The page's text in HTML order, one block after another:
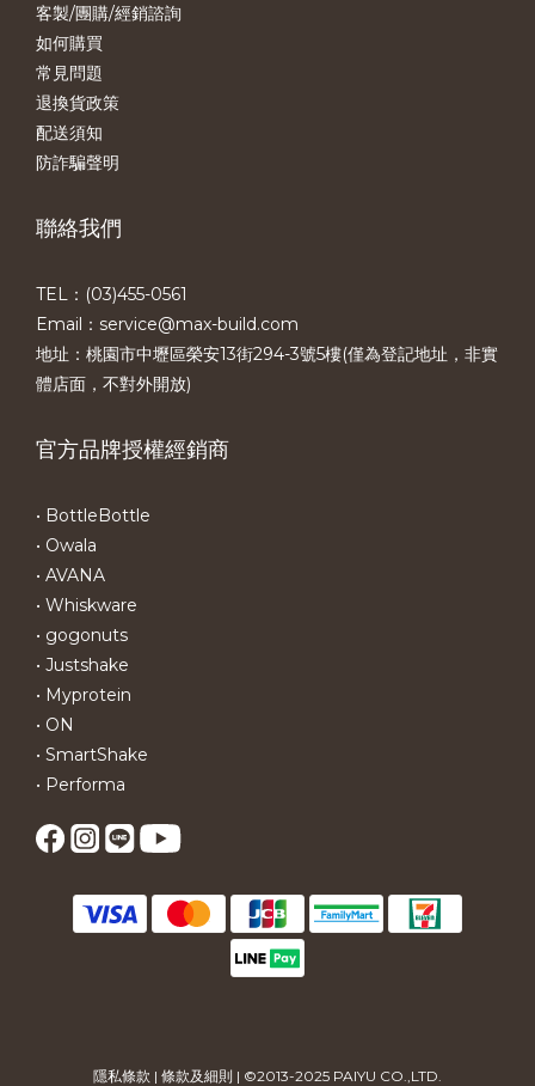
客製/團購/經銷諮詢
如何購買
常見問題
退換貨政策
配送須知
防詐騙聲明
聯絡我們
TEL：(03)455-0561​
Email：service@max-build.com
地址：桃園市中壢區榮安13街294-3號5樓(僅為登記地址，非實
體店面，不對外開放)
官方品牌授權經銷商
• BottleBottle
• Owala
• AVANA
• Whiskware
• gogonuts
• Justshake
• Myprotein
• ON
• SmartShake
• Performa
隱私條款 | 條款及細則 | ©2013-2025 PAIYU CO.,LTD.